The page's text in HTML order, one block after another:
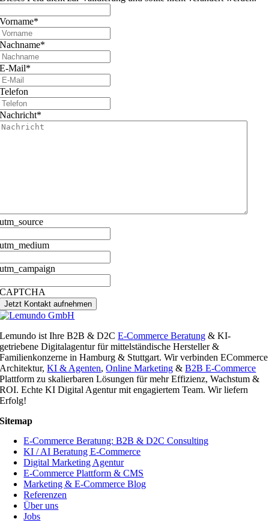
Vorname*
Nachname*
E-Mail*
Telefon
Nachricht*
utm_source
utm_medium
utm_campaign
CAPTCHA
Jetzt Kontakt aufnehmen
Lemundo ist Ihre B2B & D2CE-Commerce Beratung & KI-
getriebene Digitalagentur für mittelständische Hersteller &
Familienkonzerne in Hamburg & Stuttgart. Wir verbinden ECommerce
Architektur,KI & Agenten,Online Marketing &B2B E-Commerce
Plattform zu skalierbaren Lösungen für mehr Effizienz, Wachstum &
ROI. Echte KI Digital Agentur mit engagiertem Team. Wir liefern
Erfolg!
Sitemap
E-Commerce Beratung: B2B & D2C Consulting
KI / AI Beratung E-Commerce
Digital Marketing Agentur
E-Commerce Plattform & CMS
Marketing & E-Commerce Blog
Referenzen
Über uns
Jobs